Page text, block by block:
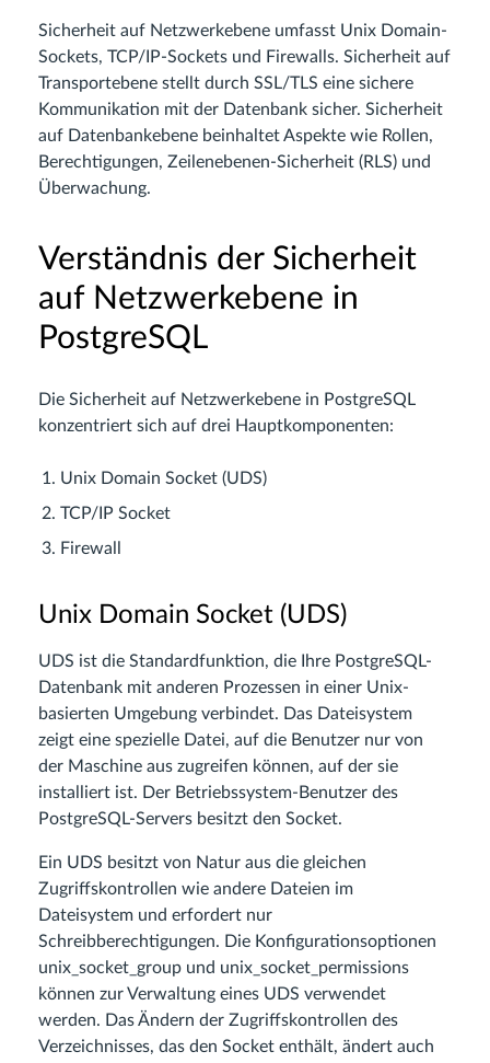
Sicherheit auf Netzwerkebene umfasst Unix Domain-
Sockets, TCP/IP-Sockets und Firewalls. Sicherheit auf
Transportebene stellt durch SSL/TLS eine sichere
Kommunikation mit der Datenbank sicher. Sicherheit
auf Datenbankebene beinhaltet Aspekte wie Rollen,
Berechtigungen, Zeilenebenen-Sicherheit (RLS) und
Überwachung.
Verständnis der Sicherheit
auf Netzwerkebene in
PostgreSQL
Die Sicherheit auf Netzwerkebene in PostgreSQL
konzentriert sich auf drei Hauptkomponenten:
Unix Domain Socket (UDS)
TCP/IP Socket
Firewall
Unix Domain Socket (UDS)
UDS ist die Standardfunktion, die Ihre PostgreSQL-
Datenbank mit anderen Prozessen in einer Unix-
basierten Umgebung verbindet. Das Dateisystem
zeigt eine spezielle Datei, auf die Benutzer nur von
der Maschine aus zugreifen können, auf der sie
installiert ist. Der Betriebssystem-Benutzer des
PostgreSQL-Servers besitzt den Socket.
Ein UDS besitzt von Natur aus die gleichen
Zugriffskontrollen wie andere Dateien im
Dateisystem und erfordert nur
Schreibberechtigungen. Die Konfigurationsoptionen
unix_socket_group und unix_socket_permissions
können zur Verwaltung eines UDS verwendet
werden. Das Ändern der Zugriffskontrollen des
Verzeichnisses, das den Socket enthält, ändert auch